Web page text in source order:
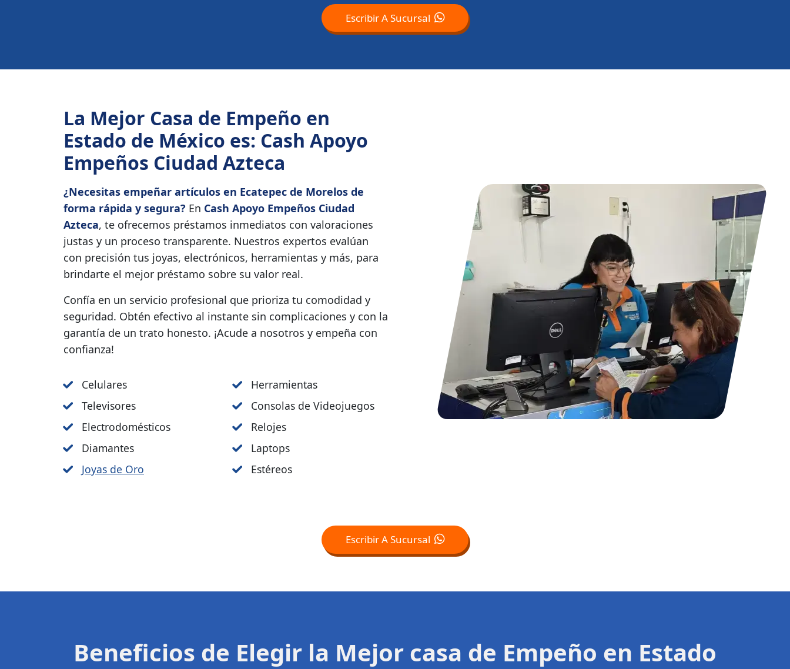
Escribir A Sucursal
La Mejor Casa de Empeño en
Estado de México es: Cash Apoyo
Empeños Ciudad Azteca
¿Necesitas empeñar artículos en Ecatepec de Morelos de
forma rápida y segura? En Cash Apoyo Empeños Ciudad
Azteca, te ofrecemos préstamos inmediatos con valoraciones
justas y un proceso transparente. Nuestros expertos evalúan
con precisión tus joyas, electrónicos, herramientas y más, para
brindarte el mejor préstamo sobre su valor real.
Confía en un servicio profesional que prioriza tu comodidad y
seguridad. Obtén efectivo al instante sin complicaciones y con la
garantía de un trato honesto. ¡Acude a nosotros y empeña con
confianza!
Celulares
Televisores
Electrodomésticos
Diamantes
Joyas de Oro
Herramientas
Consolas de Videojuegos
Relojes
Laptops
Estéreos
Escribir A Sucursal
Beneficios de Elegir la Mejor casa de Empeño en Estado